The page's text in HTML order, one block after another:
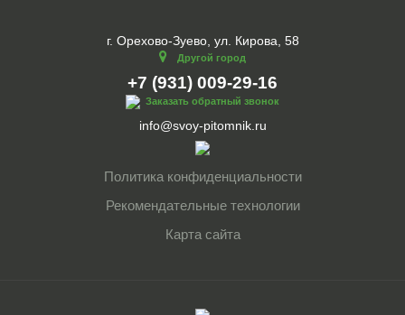
г. Орехово-Зуево, ул. Кирова, 58
Другой город
+7 (931) 009-29-16
Заказать обратный звонок
info@svoy-pitomnik.ru
Политика конфиденциальности
Рекомендательные технологии
Карта сайта